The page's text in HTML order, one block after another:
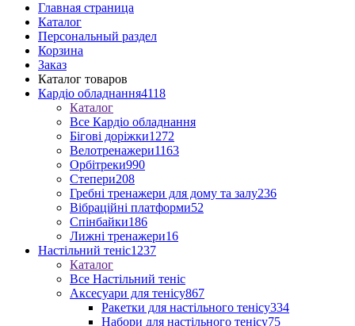
Главная страница
Каталог
Персональный раздел
Корзина
Заказ
Каталог товаров
Кардіо обладнання4118
Каталог
Все Кардіо обладнання
Бігові доріжки1272
Велотренажери1163
Орбітреки990
Степери208
Гребні тренажери для дому та залу236
Вібраційні платформи52
Спінбайки186
Лижні тренажери16
Настільний теніс1237
Каталог
Все Настільний теніс
Аксесуари для тенісу867
Ракетки для настільного тенісу334
Набори для настільного тенісу75